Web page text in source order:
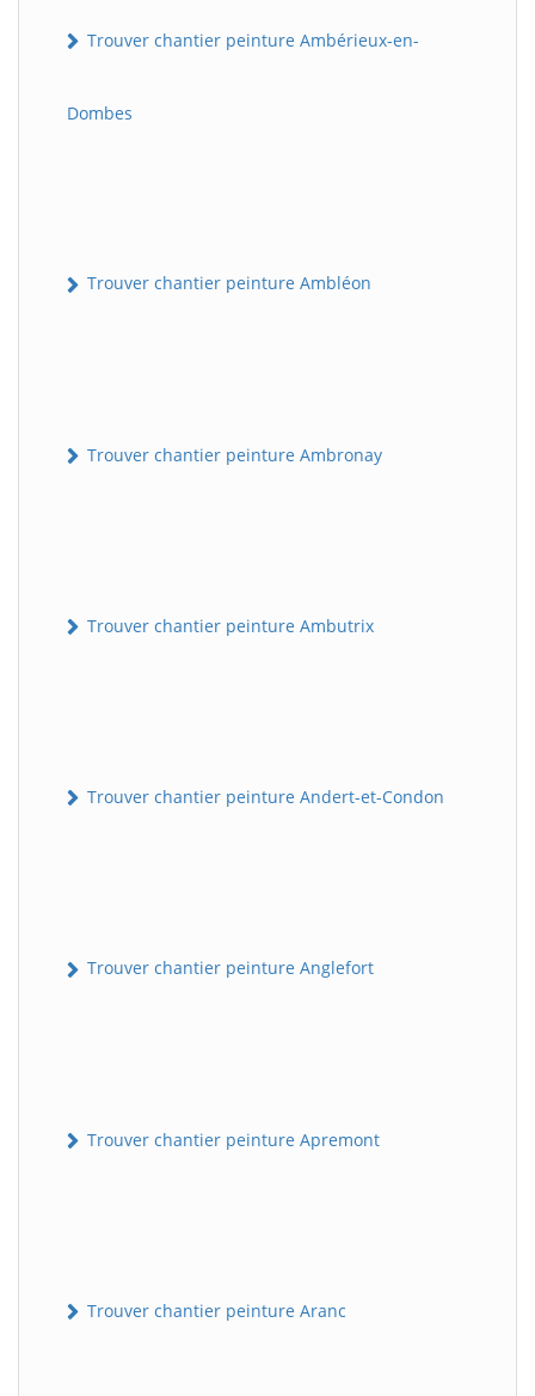
Trouver chantier peinture Ambérieux-en-
Dombes
Trouver chantier peinture Ambléon
Trouver chantier peinture Ambronay
Trouver chantier peinture Ambutrix
Trouver chantier peinture Andert-et-Condon
Trouver chantier peinture Anglefort
Trouver chantier peinture Apremont
Trouver chantier peinture Aranc